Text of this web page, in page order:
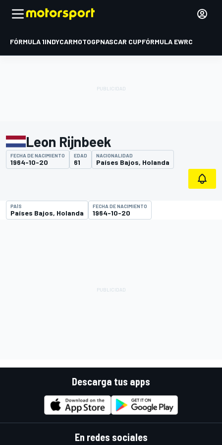
FÓRMULA 1INDYCARMOTOGPNASCAR CUPFÓRMULA EWRC
Leon Rijnbeek
FECHA DE NACIMIENTO
1964-10-20
EDAD
61
NACIONALIDAD
Países Bajos, Holanda
PAÍS
Países Bajos, Holanda
FECHA DE NACIMIENTO
1964-10-20
Descarga tus apps
En redes sociales